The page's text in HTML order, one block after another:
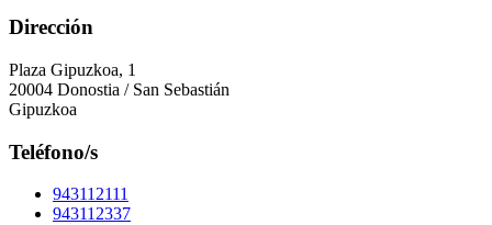
Dirección
Plaza Gipuzkoa, 1
20004 Donostia / San Sebastián
Gipuzkoa
Teléfono/s
943112111
943112337